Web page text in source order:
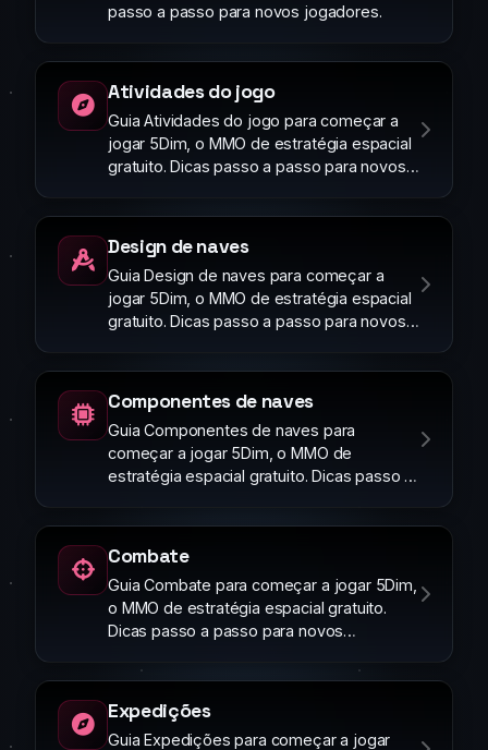
passo a passo para novos jogadores.
Atividades do jogo
Guia Atividades do jogo para começar a
jogar 5Dim, o MMO de estratégia espacial
gratuito. Dicas passo a passo para novos
Design de naves
Guia Design de naves para começar a
jogar 5Dim, o MMO de estratégia espacial
gratuito. Dicas passo a passo para novos
Componentes de naves
Guia Componentes de naves para
começar a jogar 5Dim, o MMO de
estratégia espacial gratuito. Dicas passo a
Combate
Guia Combate para começar a jogar 5Dim,
o MMO de estratégia espacial gratuito.
Dicas passo a passo para novos
Expedições
Guia Expedições para começar a jogar